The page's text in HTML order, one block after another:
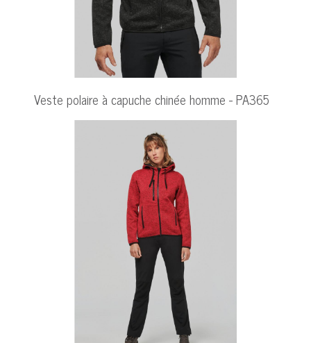
Veste polaire à capuche chinée homme - PA365